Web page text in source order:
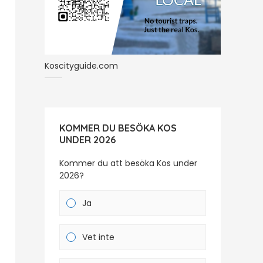
Koscityguide.com
KOMMER DU BESÖKA KOS
UNDER 2026
Kommer du att besöka Kos under
2026?
Ja
Vet inte